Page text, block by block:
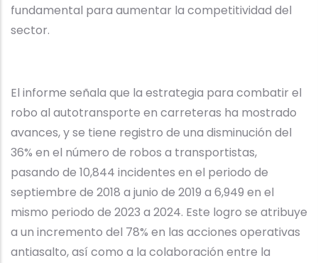
fundamental para aumentar la competitividad del
sector.
El informe señala que la estrategia para combatir el
robo al autotransporte en carreteras ha mostrado
avances, y se tiene registro de una disminución del
36% en el número de robos a transportistas,
pasando de 10,844 incidentes en el periodo de
septiembre de 2018 a junio de 2019 a 6,949 en el
mismo periodo de 2023 a 2024. Este logro se atribuye
a un incremento del 78% en las acciones operativas
antiasalto, así como a la colaboración entre la